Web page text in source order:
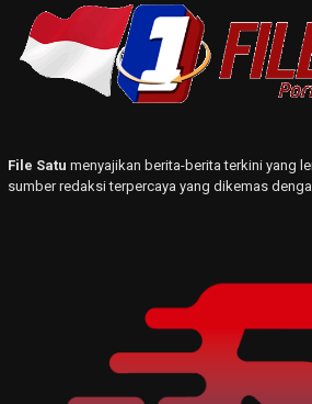
File Satu menyajikan berita-berita terkini yang
sumber redaksi terpercaya yang dikemas